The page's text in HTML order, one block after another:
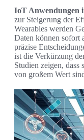
IoT Anwendungen
zur Steigerung der
Wearables werden
Daten können sofort
präzise
ist die Verkürzung
Studien zeigen,
von großem Wert